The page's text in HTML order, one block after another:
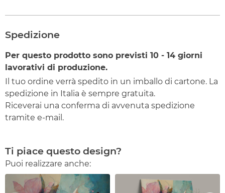
Spedizione
Per questo prodotto sono previsti 10 - 14 giorni
lavorativi di produzione.
Il tuo ordine verrà spedito in un imballo di cartone. La
spedizione in Italia è sempre gratuita.
Riceverai una conferma di avvenuta spedizione
tramite e-mail.
Ti piace questo design?
Puoi realizzare anche: